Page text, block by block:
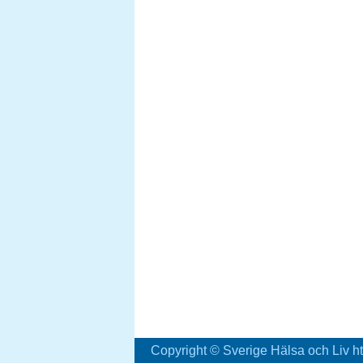
Copyright © Sverige Hälsa och Liv